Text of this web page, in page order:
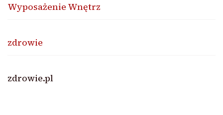
Wyposażenie Wnętrz
zdrowie
zdrowie.pl